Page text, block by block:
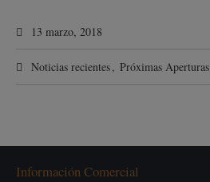
13 marzo, 2018
Noticias recientes, Próximas Aperturas
Información Comercial